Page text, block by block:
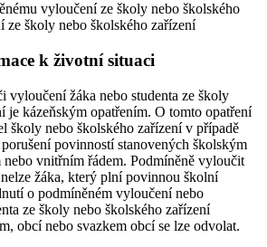
vyloučení ze školy nebo školského
ze školy nebo školského zařízení
k životní situaci
vyloučení žáka nebo studenta ze školy
je kázeňským opatřením. O tomto opatření
školy nebo školského zařízení v případě
povinností stanovených školským
vnitřním řádem. Podmíněně vyloučit
žáka, který plní povinnou školní
o podmíněném vyloučení nebo
ze školy nebo školského zařízení
obcí nebo svazkem obcí se lze odvolat.